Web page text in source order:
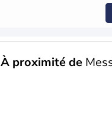
À proximité de